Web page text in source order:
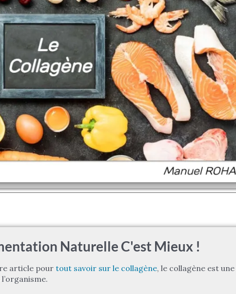
Naturelle C'est Mieux !
article pour tout savoir sur le collagène, le collagène est une